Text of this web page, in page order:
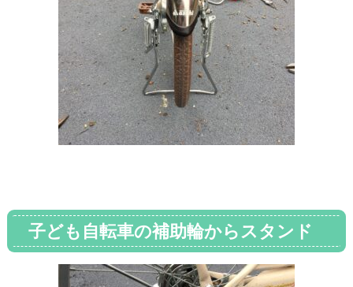
子ども自転車の補助輪からスタンド
へ付け替える方法は女性でも簡単だ